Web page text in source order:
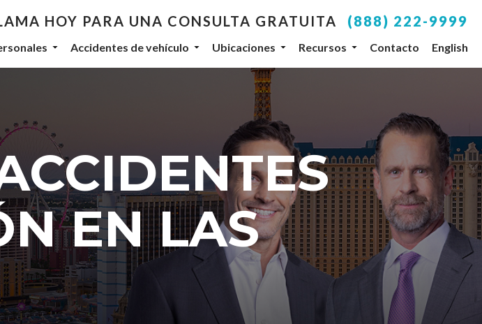
HOY PARA UNA CONSULTA GRATUITA (888) 222-9999
Accidentes de vehículo Ubicaciones Recursos Contacto English
EN LAS
Law
SUBSCRIBE
Group, 1149 S Maryland Parkway, Las Vegas, NV, 89104, US, http://www.dlgteam.com. You can
bottom of every email.
Emails are serviced by Constant Contact.